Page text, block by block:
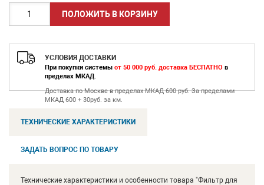
УСЛОВИЯ ДОСТАВКИ
При покупки системы от 50 000 руб. доставка БЕСПАТНО в
пределах МКАД.
Доставка по Москве в пределах МКАД 600 руб. За пределами
МКАД 600 + 30руб. за км.
ТЕХНИЧЕСКИЕ ХАРАКТЕРИСТИКИ
ЗАДАТЬ ВОПРОС ПО ТОВАРУ
Технические характеристики и особенности товара "Фильтр для